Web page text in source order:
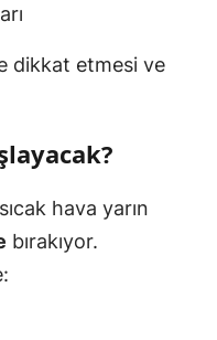
dikkat etmesi ve
hava yarın
bırakıyor.